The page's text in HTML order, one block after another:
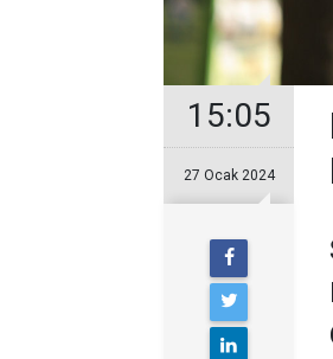
15:05
27 Ocak 2024